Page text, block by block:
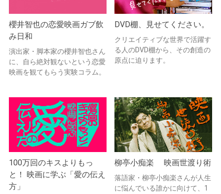
櫻井智也の恋愛映画ガブ飲
み日和
演出家・脚本家の櫻井智也さん
に、自ら絶対観ないという恋愛
映画を観てもらう実験コラム。
DVD棚、見せてください。
クリエイティブな世界で活躍す
る人のDVD棚から、その創造の
原点に迫ります。
100万回のキスよりもっ
と！ 映画に学ぶ「愛の伝え
方」
柳亭小痴楽 映画世渡り術
落語家・柳亭小痴楽さんが人生
に悩んでいる誰かに向けて、1